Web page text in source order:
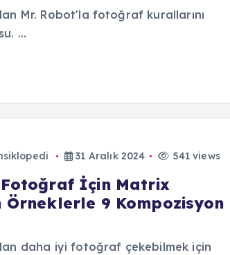
Mr. Robot'la fotoğraf kurallarını
...
31 Aralık 2024 541 views
İçin Matrix
Örneklerle 9 Kompozisyon
daha iyi fotoğraf çekebilmek için